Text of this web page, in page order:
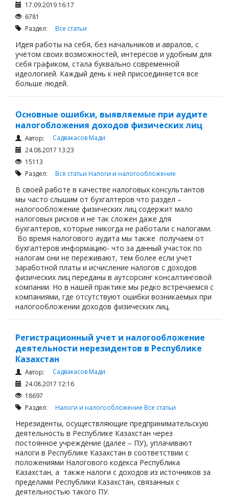
17.09.2019 16:17
6781
Раздел: Все статьи
Идея работы на себя, без начальников и авралов, с
учётом своих возможностей, интересов и удобным для
себя графиком, стала буквально современной
идеологией. Каждый день к ней присоединяется все
больше людей.
Основные ошибки, выявляемые при аудите
налогобложения доходов физических лиц
Автор:
Садвакасов Мади
24.08.2017 13:23
15113
Раздел: Все статьи Налоги и налогообложение
В своей работе в качестве налоговых консультантов
мы часто слышим от бухгалтеров что раздел –
налогообложение физических лиц содержит мало
налоговых рисков и не так сложен даже для
бухгалтеров, которые никогда не работали с налогами.
Во время налогового аудита мы также получаем от
бухгалтеров информацию- что за данный участок по
налогам они не переживают, тем более если учет
заработной платы и исчисление налогов с доходов
физических лиц переданы в аутсорсинг консалтинговой
компании. Но в нашей практике мы редко встречаемся с
компаниями, где отсутствуют ошибки возникаемых при
налогообложении доходов физических лиц.
Регистрационный учет и налогообложение
деятельности нерезидентов в Республике
Казахстан
Автор:
Садвакасов Мади
24.08.2017 12:16
18697
Раздел: Налоги и налогообложение Все статьи
Нерезиденты, осуществляющие предпринимательскую
деятельность в Республике Казахстан через
постоянное учреждение (далее – ПУ), уплачивают
налоги в Республике Казахстан в соответствии с
положениями Налогового кодекса Республика
Казахстан, а также налоги с доходов из источников за
пределами Республики Казахстан, связанных с
деятельностью такого ПУ.